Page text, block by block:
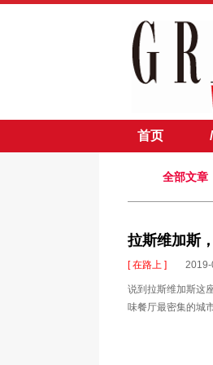
首页 /
全部文章
拉斯维加斯
[ 在路上 ]
说到拉斯维加斯这
味餐厅最密集的城